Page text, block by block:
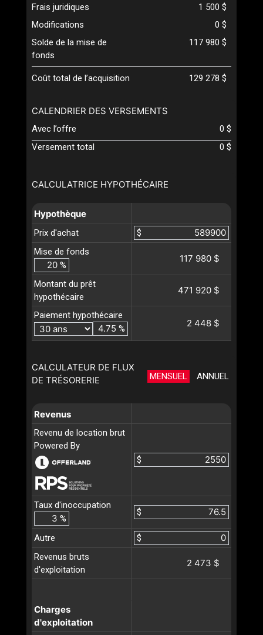
CALCULATRICE HYPOTHÉCAIRE
Hypothèque
Prix d'achat
$
Mise de fonds
%
117 980 $
Montant du prêt
hypothécaire
471 920 $
Paiement hypothécaire
%
2 448 $
CALCULATEUR DE FLUX
DE TRÉSORERIE
MENSUEL ANNUEL
Revenus
Revenu de location brut
Powered By
$
Taux d'inoccupation
%
$
Autre
$
Revenus bruts
d'exploitation
2 473 $
Charges
d'exploitation
Frais juridiques
1 500 $
Modifications
0 $
Solde de la mise de
fonds
117 980 $
Coût total de l’acquisition 129 278 $
CALENDRIER DES VERSEMENTS
Avec l’offre
0 $
Versement total
0 $